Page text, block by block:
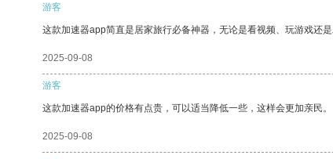
游客
这款加速器app简直是居家旅行必备神器，无论是看视频、玩游戏还
2025-09-08
游客
这款加速器app的价格有点贵，可以适当降低一些，这样会更加亲民。
2025-09-08